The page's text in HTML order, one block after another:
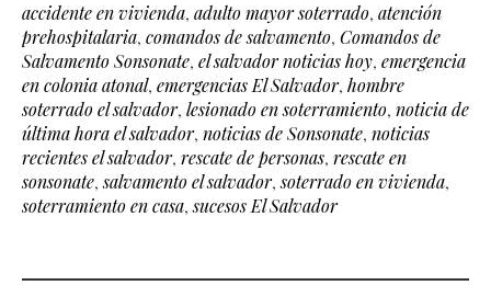
accidente en vivienda, adulto mayor soterrado, atención
prehospitalaria, comandos de salvamento, Comandos de
Salvamento Sonsonate, el salvador noticias hoy, emergencia
en colonia atonal, emergencias El Salvador, hombre
soterrado el salvador, lesionado en soterramiento, noticia de
última hora el salvador, noticias de Sonsonate, noticias
recientes el salvador, rescate de personas, rescate en
sonsonate,salvamento el salvador,soterrado en vivienda,
soterramiento en casa,sucesos El Salvador